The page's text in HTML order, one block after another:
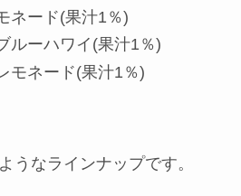
ネード(果汁1％)
ルーハワイ(果汁1％)
モネード(果汁1％)
うなラインナップです。